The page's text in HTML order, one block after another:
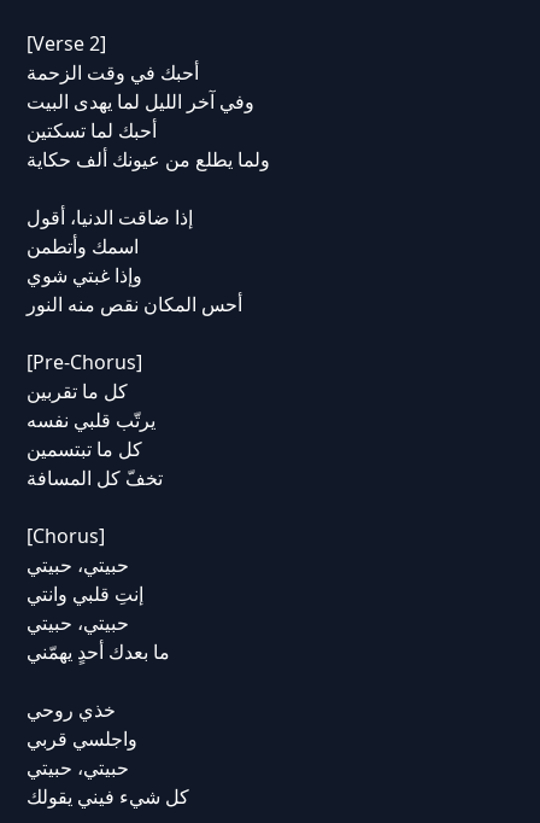
[Verse 2]
أحبك في وقت الزحمة
وفي آخر الليل لما يهدى البيت
أحبك لما تسكتين
ولما يطلع من عيونك ألف حكاية
إذا ضاقت الدنيا، أقول
اسمك وأتطمن
وإذا غبتي شوي
أحس المكان نقص منه النور
[Pre-Chorus]
كل ما تقربين
يرتّب قلبي نفسه
كل ما تبتسمين
تخفّ كل المسافة
[Chorus]
حبيتي، حبيتي
إنتِ قلبي وانتي
حبيتي، حبيتي
ما بعدك أحدٍ يهمّني
خذي روحي
واجلسي قربي
حبيتي، حبيتي
كل شيء فيني يقولك